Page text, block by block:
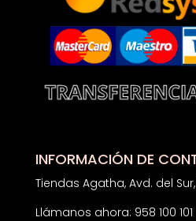
INFORMACIÓN DE
Tiendas Agatha, Avd. del
Llámanos ahora: 958 100 101